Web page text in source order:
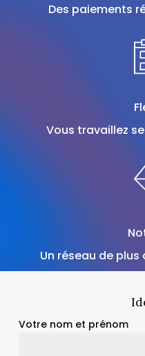
Des paiements
Vous travaillez
Un réseau de plus
Votre nom et prénom